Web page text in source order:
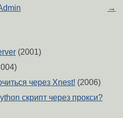
→
(2001)
через Xnest! (2006)
скрипт через прокси?